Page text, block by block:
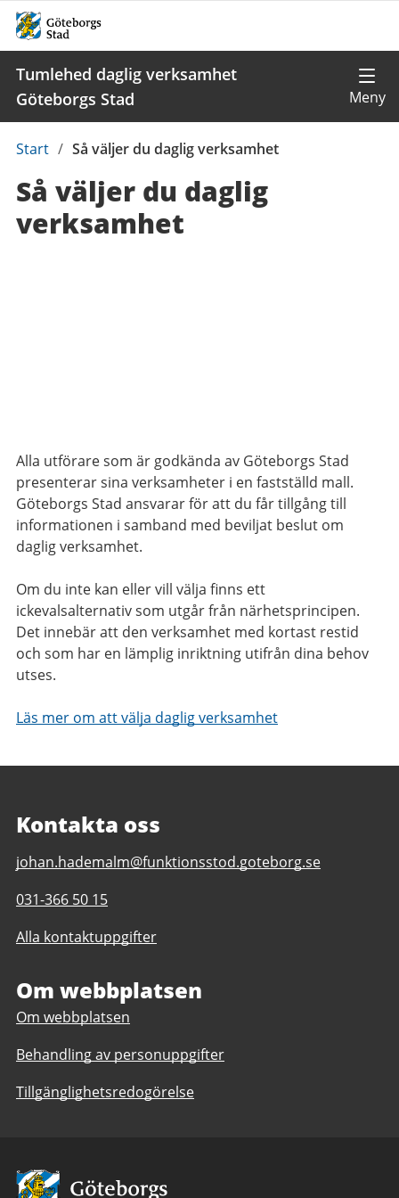
Tumlehed daglig verksamhet
Göteborgs Stad
Du
här:
Start / Så väljer du daglig verksamhet
Så väljer du daglig
verksamhet
Alla utförare som är godkända av Göteborgs Stad
presenterar sina verksamheter i en fastställd mall.
Göteborgs Stad ansvarar för att du får tillgång till
informationen i samband med beviljat beslut om
daglig verksamhet.
Om du inte kan eller vill välja finns ett
ickevalsalternativ som utgår från närhetsprincipen.
Det innebär att den verksamhet med kortast restid
och som har en lämplig inriktning utifrån dina behov
utses.
Läs mer om att välja daglig verksamhet
Kontakta oss
E-
till
Tumlehed
daglig
Göteborgs
Stad
johan.hademalm@funktionsstod.goteborg.se
Telefonnummer
Tumlehed
verksamhet
Göteborgs
Stad
031-366 50 15
Alla kontaktuppgifter
Om webbplatsen
Om webbplatsen
Behandling av personuppgifter
Tillgänglighetsredogörelse
Avsändare: